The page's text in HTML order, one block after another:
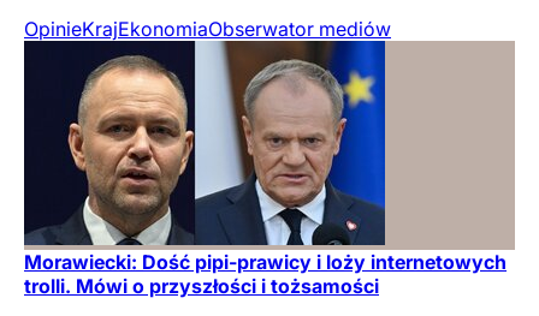
OpinieKrajEkonomiaObserwator mediów
Morawiecki: Dość pipi-prawicy i loży internetowych
trolli. Mówi o przyszłości i tożsamości